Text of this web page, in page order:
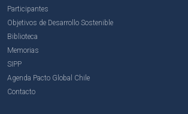
Participantes
Objetivos de Desarrollo Sostenible
Biblioteca
Memorias
SIPP
Agenda Pacto Global Chile
Contacto